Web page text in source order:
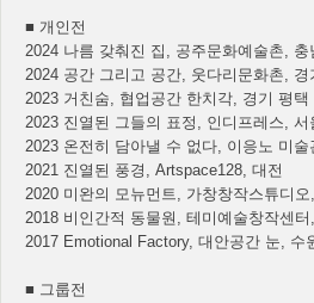
■ 개인전
2024 나름 갖춰진 집, 공주문화예술촌, 충
2024 공간 그리고 공간, 웃다리문화촌, 경
2023 거친숨, 협업공간 한치각, 경기 평택
2023 진열된 그들의 표정, 인디프레스, 서
2023 온전히 담아낼 수 없다, 이응노 미술
2021 진열된 풍경, Artspace128, 대전
2020 미완의 모뉴먼트, 가창창작스튜디오
2018 비인간적 동물원, 테미예술창작센터
2017 Emotional Factory, 대안공간 눈, 수
■ 그룹전